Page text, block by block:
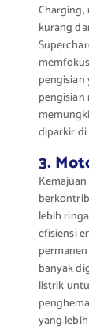
kurang
diparkir
3.
lebih
efisiensi
banyak
listrik
yang